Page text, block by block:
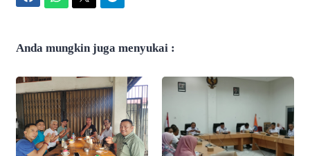
Anda mungkin juga menyukai :